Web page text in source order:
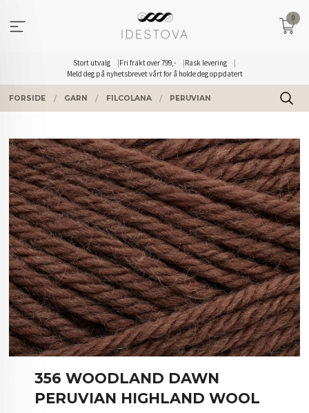
innholdet
Stort utvalg Fri frakt over 799,-
Rask levering
Meld deg på nyhetsbrevet vårt for å holde deg oppdatert
0
FORSIDE GARN FILCOLANA PERUVIAN
356 WOODLAND DAWN
PERUVIAN HIGHLAND WOOL